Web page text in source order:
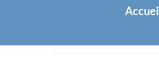
Accueil